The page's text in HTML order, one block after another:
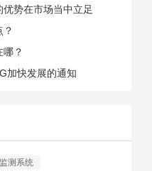
具体结束是非常的多
...
势在市场当中立足
？
加快发展的通知
测系统